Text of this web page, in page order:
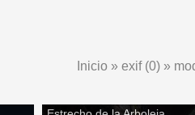
Inicio » exif (0) »